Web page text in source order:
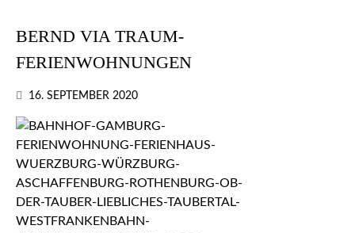
BERND VIA TRAUM-
FERIENWOHNUNGEN
16. SEPTEMBER 2020